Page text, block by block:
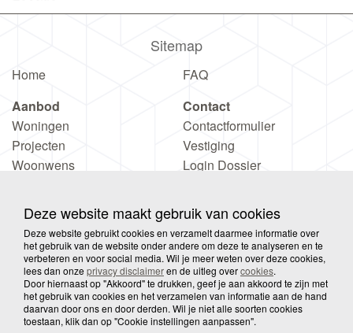
Deze website maakt gebruik van cookies
Deze website gebruikt cookies en verzamelt daarmee informatie over
het gebruik van de website onder andere om deze te analyseren en te
verbeteren en voor social media. Wil je meer weten over deze cookies,
lees dan onzeprivacy disclaimeren de uitleg overcookies.
Door hiernaast op "Akkoord" te drukken, geef je aan akkoord te zijn met
het gebruik van cookies en het verzamelen van informatie aan de hand
daarvan door ons en door derden. Wil je niet alle soorten cookies
toestaan, klik dan op "Cookie instellingen aanpassen".
Sitemap
Home
Aanbod
Woningen
Projecten
Woonwens
FAQ
Contact
Contactformulier
Vestiging
Login Dossier
© 2026 Wooove Privacy Disclaimer Sitemap
Cookies